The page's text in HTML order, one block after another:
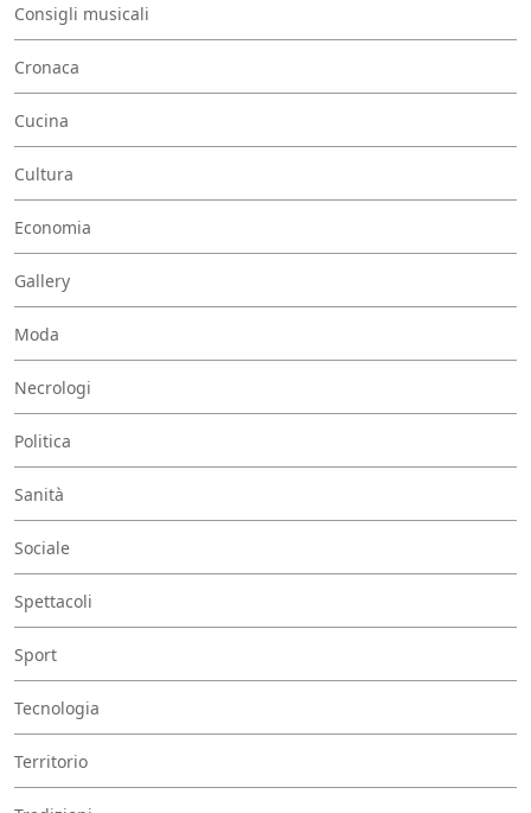
Consigli musicali
Cronaca
Cucina
Cultura
Economia
Gallery
Moda
Necrologi
Politica
Sanità
Sociale
Spettacoli
Sport
Tecnologia
Territorio